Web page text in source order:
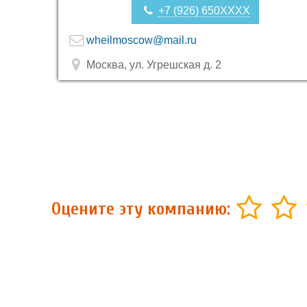
+7 (926) 650XXXX
wheilmoscow@mail.ru
Москва, ул. Угрешская д. 2
Оцените эту компанию: